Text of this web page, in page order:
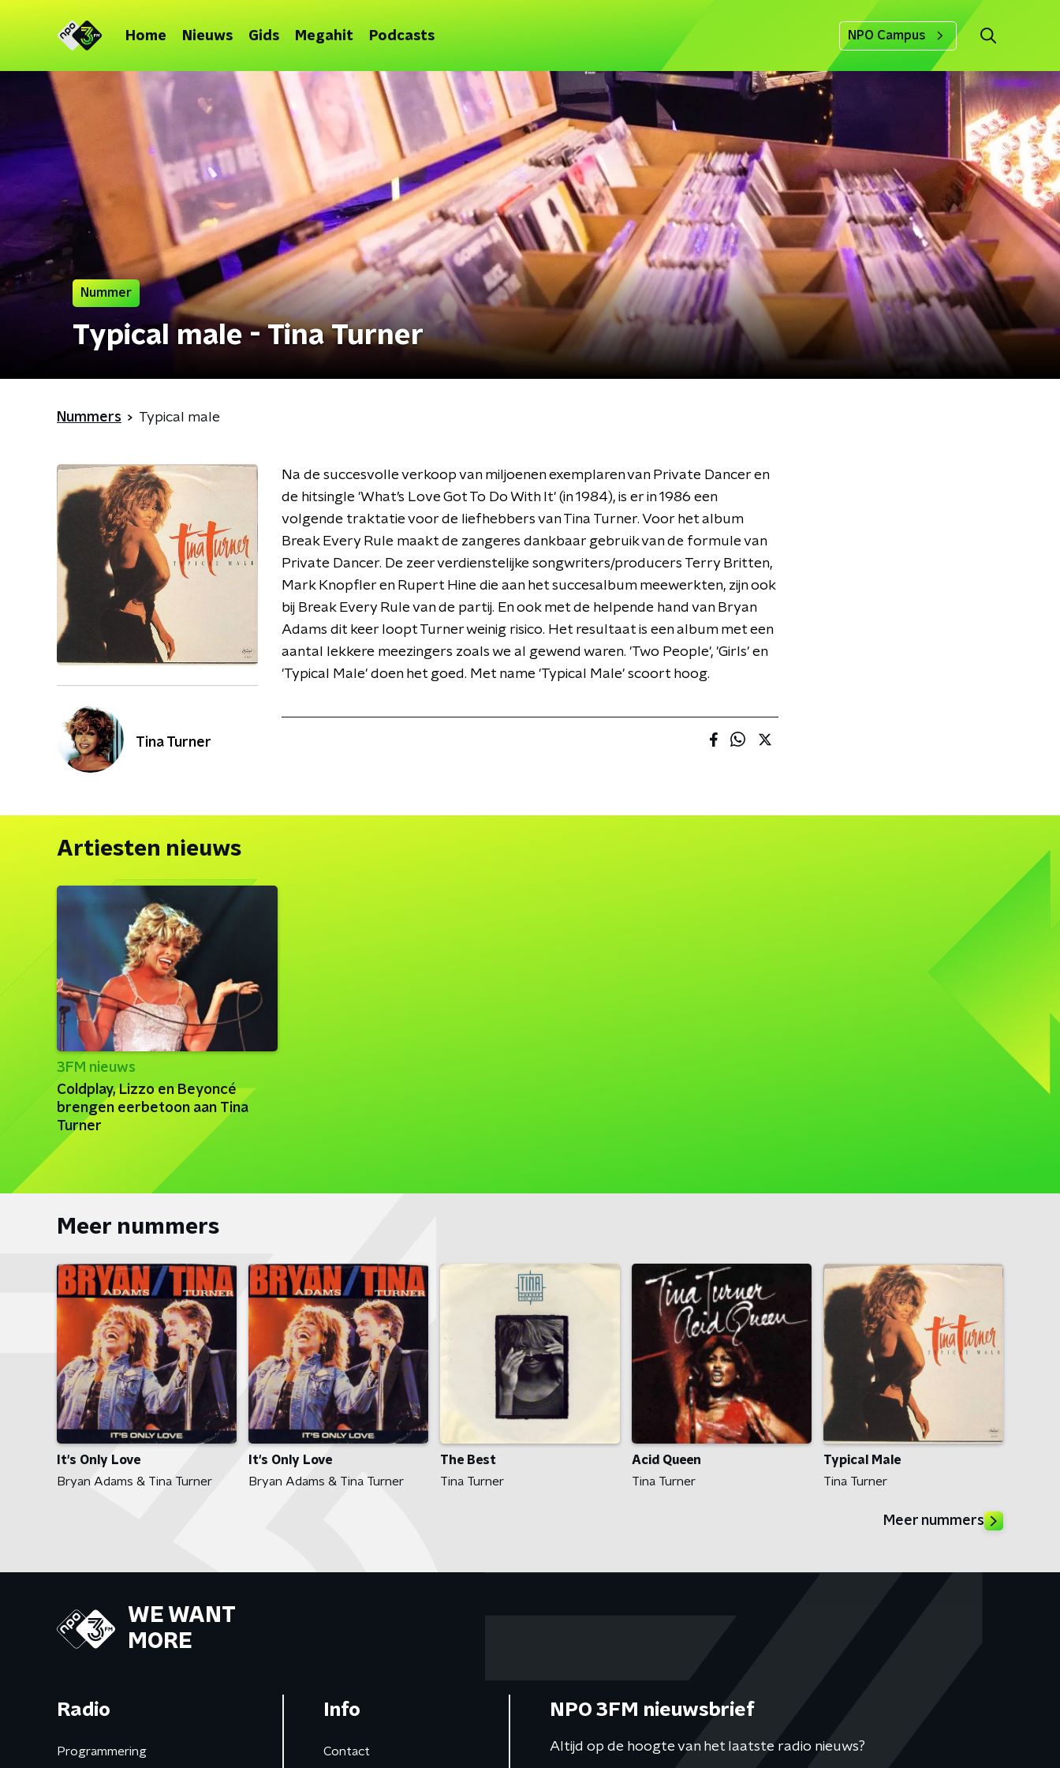
Home Nieuws Gids Megahit Podcasts NPO Campus
Nummer
Typical male - Tina Turner
Nummers Typical male
Tina Turner
Na de succesvolle verkoop van miljoenen exemplaren van Private Dancer en
de hitsingle 'What’s Love Got To Do With It' (in 1984), is er in 1986 een
volgende traktatie voor de liefhebbers van Tina Turner. Voor het album
Break Every Rule maakt de zangeres dankbaar gebruik van de formule van
Private Dancer. De zeer verdienstelijke songwriters/producers Terry Britten,
Mark Knopfler en Rupert Hine die aan het succesalbum meewerkten, zijn ook
bij Break Every Rule van de partij. En ook met de helpende hand van Bryan
Adams dit keer loopt Turner weinig risico. Het resultaat is een album met een
aantal lekkere meezingers zoals we al gewend waren. 'Two People', 'Girls' en
'Typical Male' doen het goed. Met name 'Typical Male' scoort hoog.
Artiesten nieuws
3FM nieuws
Coldplay, Lizzo en Beyoncé
brengen eerbetoon aan Tina
Turner
Meer nummers
It's Only Love
Bryan Adams & Tina Turner
It's Only Love
Bryan Adams & Tina Turner
The Best
Tina Turner
Acid Queen
Tina Turner
Typical Male
Tina Turner
Meer nummers
WE WANT
MORE
Radio
Programmering
Info
Contact
NPO 3FM nieuwsbrief
Altijd op de hoogte van het laatste radio nieuws?